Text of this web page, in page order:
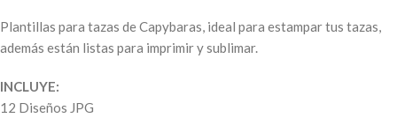
Plantillas para tazas de Capybaras, ideal para estampar tus tazas,
además están listas para imprimir y sublimar.
INCLUYE:
12 Diseños JPG